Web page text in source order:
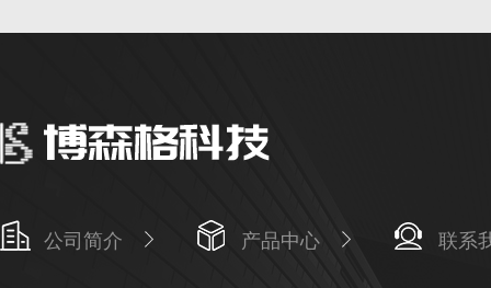
公司简介 产品中心 联系